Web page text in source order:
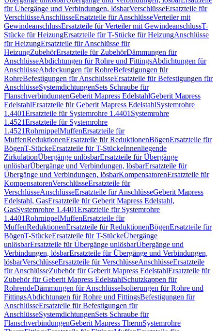
für Übergänge und Verbindungen, lösbarVerschlüsseErsatzteile für
VerschlüsseAnschlüsseErsatzteile für AnschlüsseVerteiler mit
GewindeanschlussErsatzteile für Verteiler mit GewindeanschlussT-
Stücke für HeizungErsatzteile für T-Stücke für HeizungAnschlüsse
für HeizungErsatzteile für Anschlüsse für
HeizungZubehörErsatzteile für ZubehörDämmungen für
AnschlüsseAbdichtungen für Rohre und FittingsAbdichtungen für
AnschlüsseAbdeckungen für RohreBefestigungen für
RohreBefestigungen für AnschlüsseErsatzteile für Befestigungen für
AnschlüsseSystemdichtungenSets Schraube für
FlanschverbindungenGeberit Mapress EdelstahlGeberit Mapress
EdelstahlErsatzteile für Geberit Mapress EdelstahlSystemrohre
1.4401Ersatzteile für Systemrohre 1.4401 Systemrohre
1.4521Ersatzteile für Systemrohre
1.4521RohrnippelMuffenErsatzteile für
MuffenReduktionenErsatzteile für ReduktionenBögenErsatzteile für
BögenT-StückeErsatzteile für T-StückeInnenliegende
ZirkulationÜbergänge unlösbarErsatzteile für Übergänge
unlösbarÜbergänge und Verbindungen, lösbarErsatzteile für
Übergänge und Verbindungen, lösbarKompensatorenErsatzteile für
KompensatorenVerschlüsseErsatzteile für
VerschlüsseAnschlüsseErsatzteile für AnschlüsseGeberit Mapress
Edelstahl, GasErsatzteile für Geberit Mapress Edelstahl,
GasSystemrohre 1.4401Ersatzteile für Systemrohre
1.4401RohrnippelMuffenErsatzteile für
MuffenReduktionenErsatzteile für ReduktionenBögenErsatzteile für
BögenT-StückeErsatzteile für T-StückeÜbergänge
unlösbarErsatzteile für Übergänge unlösbarÜbergänge und
Verbindungen, lösbarErsatzteile für Übergänge und Verbindungen,
lösbarVerschlüsseErsatzteile für VerschlüsseAnschlüsseErsatzteile
für AnschlüsseZubehör für Geberit Mapress EdelstahlErsatzteile für
Zubehör für Geberit Mapress EdelstahlSchutzkappen für
RohrendeDämmungen für AnschlüsseIsolierungen für Rohre und
FittingsAbdichtungen für Rohre und FittingsBefestigungen für
AnschlüsseErsatzteile für Befestigungen für
AnschlüsseSystemdichtungenSets Schraube für
FlanschverbindungenGeberit Mapress ThermSystemrohre